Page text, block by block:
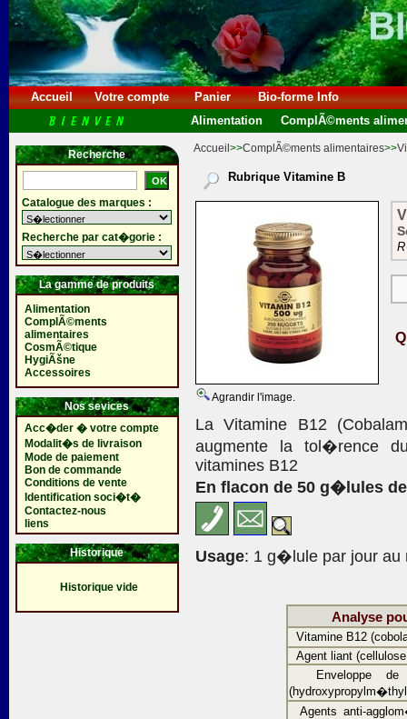
Accueil Votre compte Panier
Bio-forme Info
Alimentation
ComplÃ©ments
Recherche
Catalogue des marques :
Recherche par cat�gorie :
La gamme de produits
Alimentation
ComplÃ©ments
alimentaires
CosmÃ©tique
HygiÃšne
Accessoires
Nos sevices
Acc�der � votre compte
Modalit�s de livraison
Mode de paiement
Bon de commande
Conditions de vente
Identification soci�t�
Contactez-nous
liens
Historique
Historique vide
Accueil >>ComplÃ©ments alimentaires>>
Rubrique Vitamine B
Agrandir l'image.
La Vitamine B12
augmente la tol�rence
vitamines B12
En flacon de 50 g�lules
Usage: 1 g�lule par jour au
Analyse
Vitamine B12
Agent liant
Enveloppe de
Agents anti-